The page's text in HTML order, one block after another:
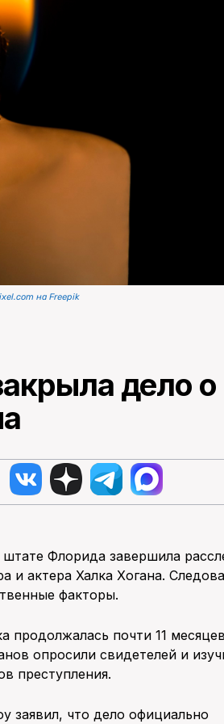
на Freepik
дело о
Флорида завершила
и актера Халка Хогана.
факторы.
продолжалась почти 11
опросили свидетелей и
преступления.
заявил, что дело официально